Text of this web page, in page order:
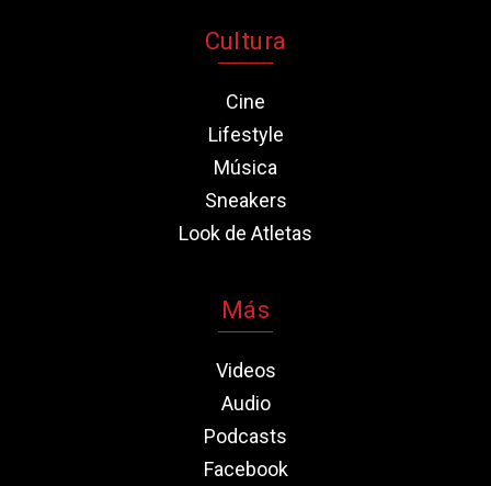
Cultura
Cine
Lifestyle
Música
Sneakers
Look de Atletas
Más
Videos
Audio
Podcasts
Facebook